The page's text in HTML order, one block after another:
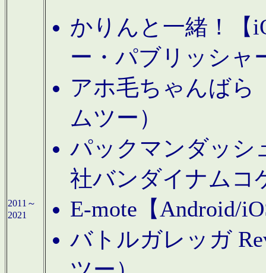
2011～
2021
かりんと一緒！【
ー・パブリッシャ
アホ毛ちゃんばら
ムツー）
パックマンダッシ
社バンダイナムコ
E-mote【Android/
バトルガレッガ